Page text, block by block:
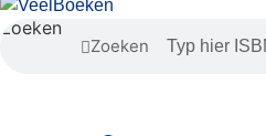
Zoeken
Zoeken